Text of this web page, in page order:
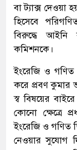
বা ট্যাক্স দেওয়া
হিসেবে
বিরুদ্ধে আইনি
কমিশনকে।
ইংরেজি ও গণিত
করে প্রবণ কুমার
স্ব বিষয়ের
কোনো ক্ষেত্রে
ইংরেজি ও গণিত
নেওয়ার সুযোগ